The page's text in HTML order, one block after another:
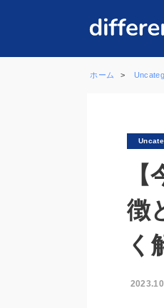
ホーム
徴
く